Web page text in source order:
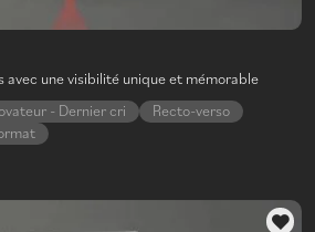
avec une visibilité unique et mémorable
- Dernier cri
Recto-verso